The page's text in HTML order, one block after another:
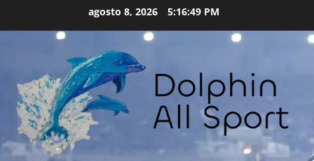
agosto 8, 2026 5:16:51 PM